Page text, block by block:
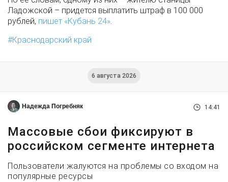
Ладожской – придется выплатить штраф в 100 000
рублей, пишет «Кубань 24».
Краснодарский край
6 августа 2026
Надежда Погребняк 14:41
Массовые сбои фиксируют в
российском сегменте интернета
Пользователи жалуются на проблемы со входом на
популярные ресурсы